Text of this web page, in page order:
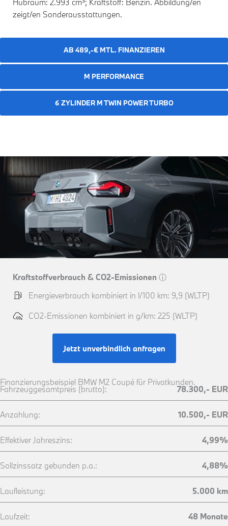
Hubraum: 2.993 cm³; Kraftstoff: Benzin. Abbildung/en
zeigt/en Sonderausstattungen.
AB 489,-€ MTL. FINANZIEREN
M PERFORMANCE
6 ZYLINDER M TWIN POWER TURBO
Finanzierungsbeispiel BMW M2 Coupé für Privatkunden.
Fahrzeuggesamtpreis (brutto): 78.300,- EUR
Anzahlung: 10.500,- EUR
Effektiver Jahreszins: 4,99%
Sollzinssatz gebunden p.a.: 4,88%
Laufleistung: 5.000 km
Laufzeit: 48 Monate
Kraftstoffverbrauch & CO2-Emissionen ⓘ
Energieverbrauch kombiniert in l/100 km: 9,9 (WLTP)
CO2-Emissionen kombiniert in g/km: 225 (WLTP)
Jetzt unverbindlich anfragen